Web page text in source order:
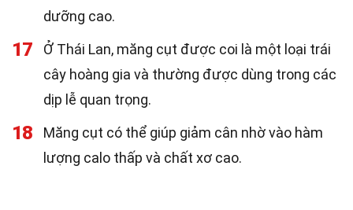
dưỡng cao.
17
Ở Thái Lan, măng cụt được coi là một loại trái
cây hoàng gia và thường được dùng trong các
dịp lễ quan trọng.
18
Măng cụt có thể giúp giảm cân nhờ vào hàm
lượng calo thấp và chất xơ cao.